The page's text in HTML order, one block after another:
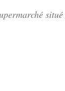
situé